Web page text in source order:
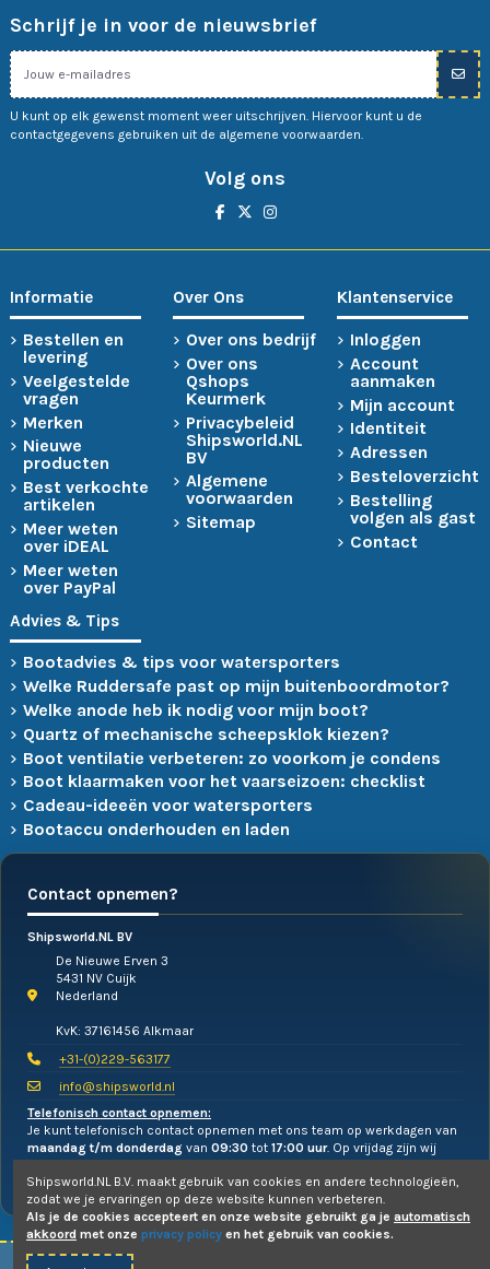
Schrijf je in voor de nieuwsbrief
U kunt op elk gewenst moment weer uitschrijven. Hiervoor kunt u de
contactgegevens gebruiken uit de algemene voorwaarden.
Volg ons
Informatie
Bestellen en
levering
Veelgestelde
vragen
Merken
Nieuwe
producten
Best verkochte
artikelen
Meer weten
over iDEAL
Meer weten
over PayPal
Over Ons
Over ons bedrijf
Over ons
Qshops
Keurmerk
Privacybeleid
Shipsworld.NL
BV
Algemene
voorwaarden
Sitemap
Klantenservice
Inloggen
Account
aanmaken
Mijn account
Identiteit
Adressen
Besteloverzicht
Bestelling
volgen als gast
Contact
Advies & Tips
Bootadvies & tips voor watersporters
Welke Ruddersafe past op mijn buitenboordmotor?
Welke anode heb ik nodig voor mijn boot?
Quartz of mechanische scheepsklok kiezen?
Boot ventilatie verbeteren: zo voorkom je condens
Boot klaarmaken voor het vaarseizoen: checklist
Cadeau-ideeën voor watersporters
Bootaccu onderhouden en laden
Contact opnemen?
Shipsworld.NL BV
De Nieuwe Erven 3
5431 NV Cuijk
Nederland
KvK: 37161456 Alkmaar
+31-(0)229-563177
info@shipsworld.nl
Telefonisch contact opnemen:
Je kunt telefonisch contact opnemen met ons team op werkdagen van
maandag t/m donderdag van 09:30 tot 17:00 uur. Op vrijdag zijn wij
Shipsworld.NL B.V. maakt gebruik van cookies en andere technologieën,
zodat we je ervaringen op deze website kunnen verbeteren.
Als je de cookies accepteert en onze website gebruikt ga je automatisch
akkoord met onze privacy policy en het gebruik van cookies.